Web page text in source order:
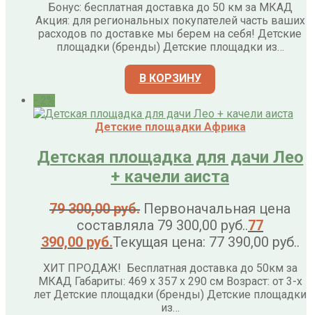
Бонус: бесплатная доставка до 50 км за МКАД
Акция: для региональных покупателей часть ваших
расходов по доставке мы берем на себя! Детские
площадки (бренды) Детские площадки из…
В КОРЗИНУ
Детские площадки Африка
Детская площадка для дачи Лео
+ качели аиста
79 300,00руб. Первоначальная цена
составляла 79 300,00 руб..77
390,00 руб.Текущая цена: 77 390,00 руб..
ХИТ ПРОДАЖ! Бесплатная доставка до 50км за
МКАД Габариты: 469 х 357 х 290 см Возраст: от 3-х
лет Детские площадки (бренды) Детские площадки
из…